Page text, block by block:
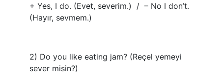
+ Yes, I do. (Evet, severim.) / – No I don’t.
(Hayır, sevmem.)
2) Do you like eating jam? (Reçel yemeyi
sever misin?)